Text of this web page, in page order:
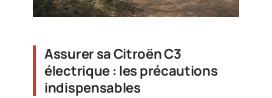
Assurer sa Citroën C3
électrique : les précautions
indispensables